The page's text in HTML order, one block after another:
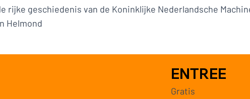
rijke geschiedenis van de Koninklijke Nederlandsche
Helmond
ENTREE
Gratis